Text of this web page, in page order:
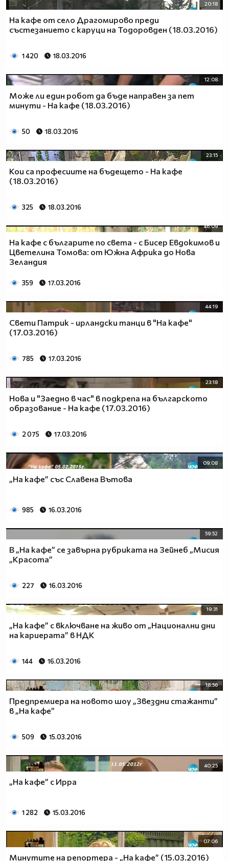
20:18
На кафе от село Драгомирово преди
състезанието с каруци на Тодоровден (18.03.2016)
1 420 18.03.2016
12:08
Може ли един робот да бъде направен за пет
минути - На кафе (18.03.2016)
50 18.03.2016
23:15
Кои са професиите на бъдещето - На кафе
(18.03.2016)
325 18.03.2016
46:09
На кафе с българите по света - с Бисер Евдокимов и
Цветелина Томова: от Южна Африка до Нова
Зеландия
359 17.03.2016
44:19
Свети Патрик - ирландски танци в "На кафе"
(17.03.2016)
785 17.03.2016
23:18
Нова и "Заедно в час" в подкрепа на българското
образование - На кафе (17.03.2016)
2 075 17.03.2016
09:08
„На кафе” със Славена Вътова
985 16.03.2016
59:52
В „На кафе” се завърна рубриката на Зейнеб „Мисия
„Красота”
227 16.03.2016
19:31
„На кафе” с включване на живо от „Национални дни
на кариерата” в НДК
144 16.03.2016
18:56
Предпремиера на новото шоу „Звездни стажанти”
в „На кафе”
509 15.03.2016
40:25
„На кафе” с Ирра
1 282 15.03.2016
07:06
Минутите на репортера - „На кафе” (15.03.2016)